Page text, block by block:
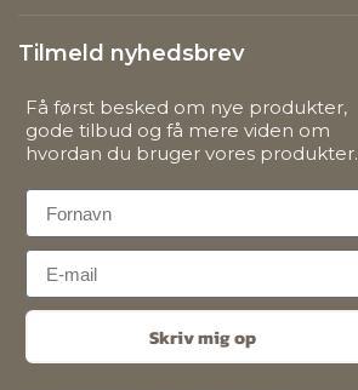
Tilmeld nyhedsbrev
Få først besked om nye produkter,
gode tilbud og få mere viden om
hvordan du bruger vores produkter.
First Name
Email
Skriv mig op